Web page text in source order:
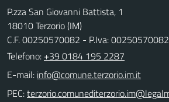
P.zza San Giovanni Battista, 1
18010 Terzorio (IM)
C.F. 00250570082 - P.Iva: 00250570082
Telefono: +39 0184 195 2287
E-mail:
PEC: